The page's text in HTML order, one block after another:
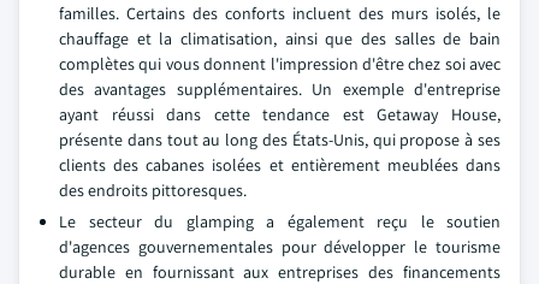
familles. Certains des conforts incluent des murs isolés, le
chauffage et la climatisation, ainsi que des salles de bain
complètes qui vous donnent l'impression d'être chez soi avec
des avantages supplémentaires. Un exemple d'entreprise
ayant réussi dans cette tendance est Getaway House,
présente dans tout au long des États-Unis, qui propose à ses
clients des cabanes isolées et entièrement meublées dans
des endroits pittoresques.
Le secteur du glamping a également reçu le soutien
d'agences gouvernementales pour développer le tourisme
durable en fournissant aux entreprises des financements